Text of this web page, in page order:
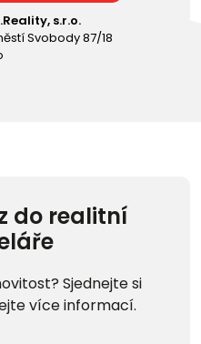
s.r.o.
Svobody 87/18
do realitní
Sjednejte si
více informací.